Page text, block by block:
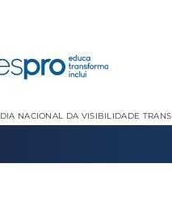
DIA NACIONAL DA VISIBILIDADE TRANS